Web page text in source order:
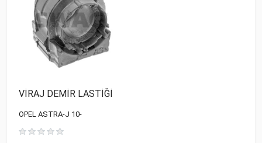
VİRAJ DEMİR LASTİĞİ
OPEL ASTRA-J 10-